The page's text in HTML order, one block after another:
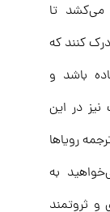
می‌کشد تا
کنند که
باشد و
نیز در این
۷۲ و فرایند ترجمه رویاها
به
و ثروتمند